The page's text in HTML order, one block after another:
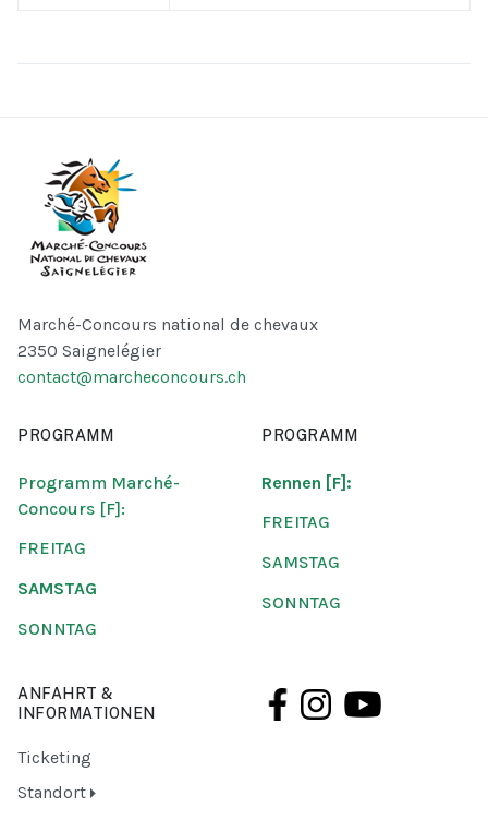
Marché-Concours national de chevaux
2350 Saignelégier
contact@marcheconcours.ch
PROGRAMM
Programm Marché-
Concours [F]:
FREITAG
SAMSTAG
SONNTAG
PROGRAMM
Rennen [F]:
FREITAG
SAMSTAG
SONNTAG
ANFAHRT &
INFORMATIONEN
Ticketing
Standort